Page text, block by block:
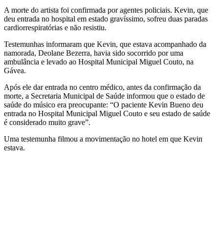
A morte do artista foi confirmada por agentes policiais. Kevin, que
deu entrada no hospital em estado gravíssimo, sofreu duas paradas
cardiorrespiratórias e não resistiu.
Testemunhas informaram que Kevin, que estava acompanhado da
namorada, Deolane Bezerra, havia sido socorrido por uma
ambulância e levado ao Hospital Municipal Miguel Couto, na
Gávea.
Após ele dar entrada no centro médico, antes da confirmação da
morte, a Secretaria Municipal de Saúde informou que o estado de
saúde do músico era preocupante: “O paciente Kevin Bueno deu
entrada no Hospital Municipal Miguel Couto e seu estado de saúde
é considerado muito grave”.
Uma testemunha filmou a movimentação no hotel em que Kevin
estava.